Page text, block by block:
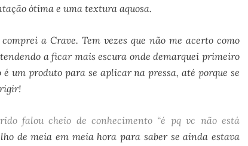
ótima e uma textura aquosa.
a Crave. Tem vezes que não me acerto como
a ficar mais escura onde demarquei primeiro
um produto para se aplicar na pressa, até porque se
falou cheio de conhecimento “é pq vc não está
de meia em meia hora para saber se ainda estava